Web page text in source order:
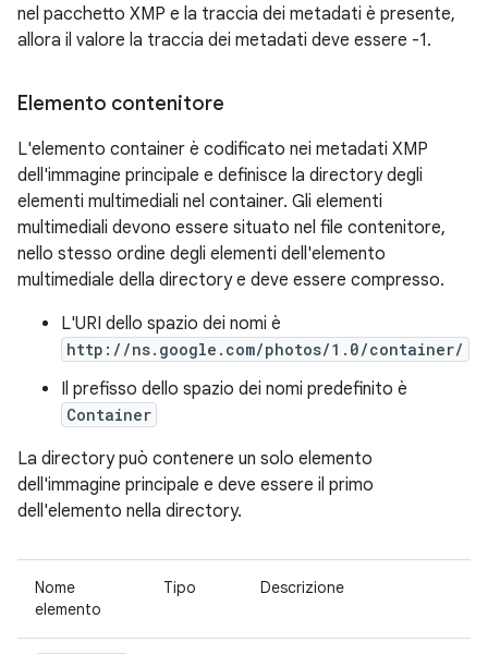
nel pacchetto XMP e la traccia dei metadati è presente,
allora il valore la traccia dei metadati deve essere -1.
Elemento contenitore
L'elemento container è codificato nei metadati XMP
dell'immagine principale e definisce la directory degli
elementi multimediali nel container. Gli elementi
multimediali devono essere situato nel file contenitore,
nello stesso ordine degli elementi dell'elemento
multimediale della directory e deve essere compresso.
L'URI dello spazio dei nomi è
http://ns.google.com/photos/1.0/container/
Il prefisso dello spazio dei nomi predefinito è
Container
La directory può contenere un solo elemento
dell'immagine principale e deve essere il primo
dell'elemento nella directory.
Nome
elemento
Tipo Descrizione